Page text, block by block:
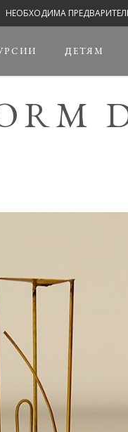
НЕОБХОДИМА
ДЕТЯМ